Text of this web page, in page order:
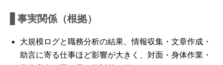
事実関係（根拠）
大規模ログと職務分析の結果、情報収集・文章作成・
助言に寄る仕事ほど影響が大きく、対面・身体作業・